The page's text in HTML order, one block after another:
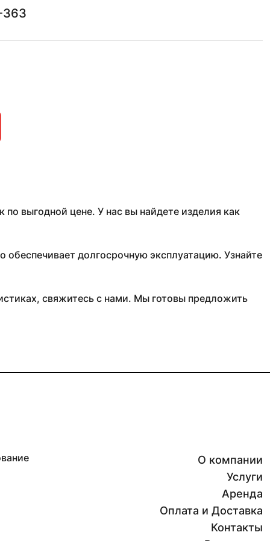
363
выгодной цене. У нас вы найдете изделия как
долгосрочную эксплуатацию. Узнайте
свяжитесь с нами. Мы готовы предложить
О компании
Услуги
Аренда
Оплата и Доставка
Контакты